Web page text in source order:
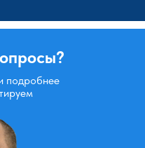
подробнее